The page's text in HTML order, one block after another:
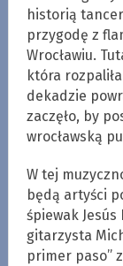
historią
przygodę z
Wrocławiu.
która
dekadzie
zaczęło, by
wrocławską
W tej
będą artyści
śpiewak
gitarzysta
primer paso”